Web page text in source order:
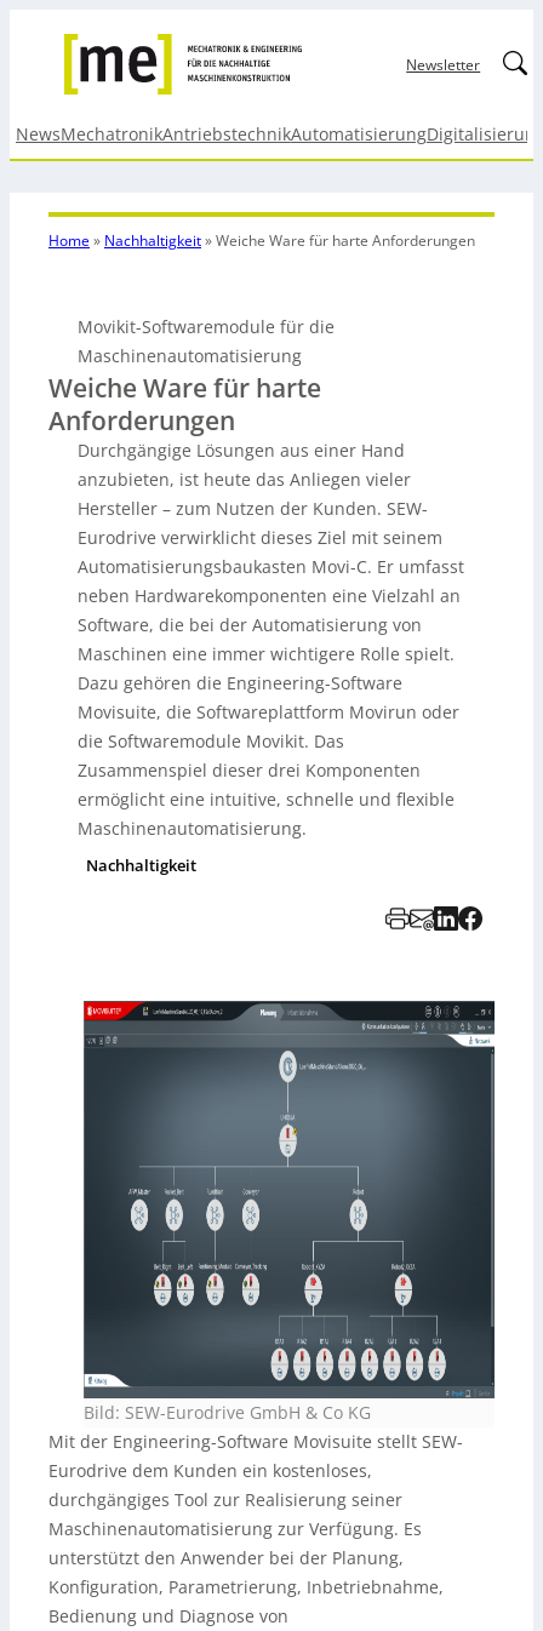
Newsletter
NewsMechatronikAntriebstechnikAutomatisierung
Home» Nachhaltigkeit»Weiche Ware für harte Anforderungen
Movikit-Softwaremodule für die
Maschinenautomatisierung
Weiche Ware für harte
Anforderungen
Durchgängige Lösungen aus einer Hand
anzubieten, ist heute das Anliegen vieler
Hersteller – zum Nutzen der Kunden. SEW-
Eurodrive verwirklicht dieses Ziel mit seinem
Automatisierungsbaukasten Movi-C. Er umfasst
neben Hardwarekomponenten eine Vielzahl an
Software, die bei der Automatisierung von
Maschinen eine immer wichtigere Rolle spielt.
Dazu gehören die Engineering-Software
Movisuite, die Softwareplattform Movirun oder
die Softwaremodule Movikit. Das
Zusammenspiel dieser drei Komponenten
ermöglicht eine intuitive, schnelle und flexible
Maschinenautomatisierung.
Nachhaltigkeit
Bild: SEW-Eurodrive GmbH & Co KG
Mit der Engineering-Software Movisuite stellt SEW-
Eurodrive dem Kunden ein kostenloses,
durchgängiges Tool zur Realisierung seiner
Maschinenautomatisierung zur Verfügung. Es
unterstützt den Anwender bei der Planung,
Konfiguration, Parametrierung, Inbetriebnahme,
Bedienung und Diagnose von